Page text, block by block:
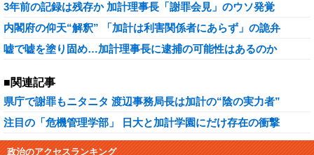
3年前の記録は残存か 加計理事長「謝罪会見」のウソ発覚
内閣府の仰天“解釈” 「加計は利害関係者にあらず」の詭弁
嘘で嘘を塗り固め…加計理事長に逮捕の可能性はあるのか
■関連記事
県庁で謝罪もニタニタ 渡辺事務局長は加計の“陰の実力者”
注目の「危機管理学部」 日大と加計学園にだけ存在の衝撃
政治のアクセスランキング